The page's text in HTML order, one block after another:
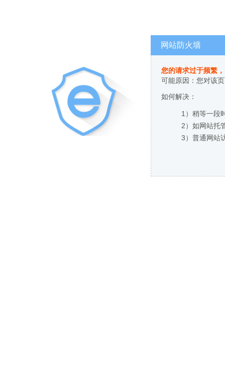
网站防火墙
您的请求过于频繁
可能原因：您对该
如何解决：
1）稍等一段
2）如网站托
3）普通网站